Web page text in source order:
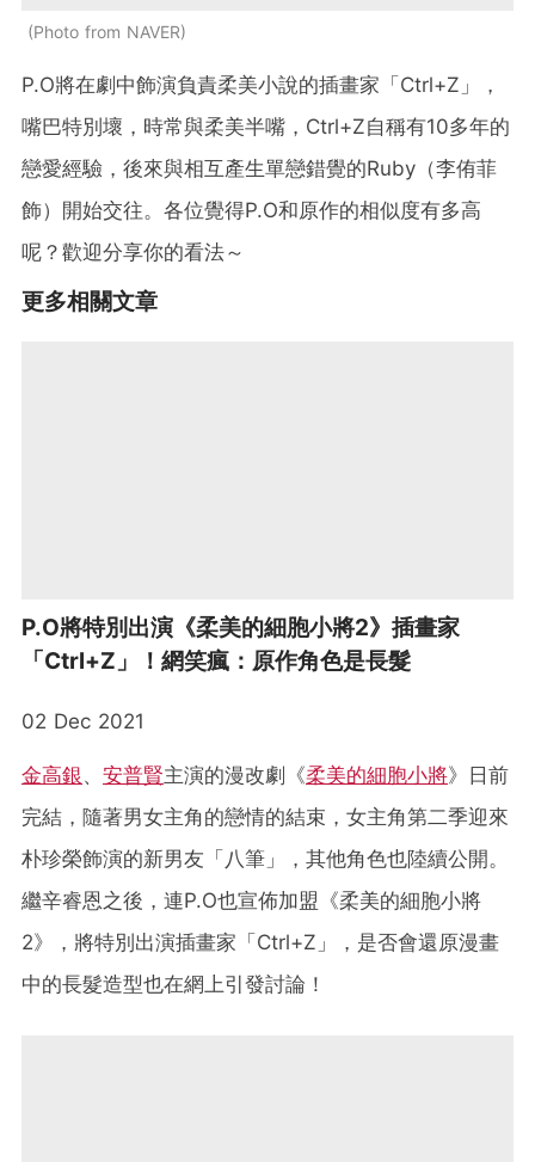
Photo from NAVER
P.O將在劇中飾演負責柔美小說的插畫家「Ctrl+Z」，
嘴巴特別壞，時常與柔美半嘴，Ctrl+Z自稱有10多年的
戀愛經驗，後來與相互產生單戀錯覺的Ruby（李侑菲
飾）開始交往。各位覺得P.O和原作的相似度有多高
呢？歡迎分享你的看法～
更多相關文章
P.O將特別出演《柔美的細胞小將2》插畫家
「Ctrl+Z」！網笑瘋：原作角色是長髮
02 Dec 2021
金高銀、 安普賢主演的漫改劇《柔美的細胞小將》日前
完結，隨著男女主角的戀情的結束，女主角第二季迎來
朴珍榮飾演的新男友「八筆」，其他角色也陸續公開。
繼辛睿恩之後，連P.O也宣佈加盟《柔美的細胞小將
2》，將特別出演插畫家「Ctrl+Z」，是否會還原漫畫
中的長髮造型也在網上引發討論！